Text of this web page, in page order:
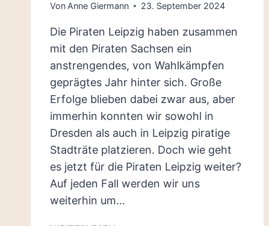
Von Anne Giermann 23. September 2024
Die Piraten Leipzig haben zusammen
mit den Piraten Sachsen ein
anstrengendes, von Wahlkämpfen
geprägtes Jahr hinter sich. Große
Erfolge blieben dabei zwar aus, aber
immerhin konnten wir sowohl in
Dresden als auch in Leipzig piratige
Stadträte platzieren. Doch wie geht
es jetzt für die Piraten Leipzig weiter?
Auf jeden Fall werden wir uns
weiterhin um…